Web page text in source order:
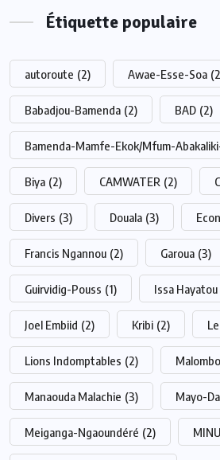
Étiquette populaire
autoroute (2) Awae-Esse-Soa
Babadjou-Bamenda (2) BAD (2)
Bamenda-Mamfe-Ekok/Mfum-
Biya (2) CAMWATER (2)
Divers (3) Douala (3)
Francis Ngannou (2) Garoua (3)
Guirvidig-Pouss (1) Issa Hayatou
Joel Embiid (2) Kribi (2)
Lions Indomptables (2) Malombo
Manaouda Malachie (3) Mayo-
Meiganga-Ngaoundéré (2)